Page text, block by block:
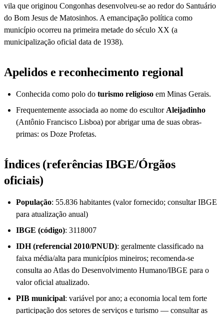
vila que originou Congonhas desenvolveu-se ao redor do Santuário
do Bom Jesus de Matosinhos. A emancipação política como
município ocorreu na primeira metade do século XX (a
municipalização oficial data de 1938).
Apelidos e reconhecimento regional
Conhecida como polo do turismo religioso em Minas Gerais.
Frequentemente associada ao nome do escultor Aleijadinho
(Antônio Francisco Lisboa) por abrigar uma de suas obras-
primas: os Doze Profetas.
Índices (referências IBGE/Órgãos
oficiais)
População: 55.836 habitantes (valor fornecido; consultar IBGE
para atualização anual)
IBGE (código): 3118007
IDH (referencial 2010/PNUD): geralmente classificado na
faixa média/alta para municípios mineiros; recomenda-se
consulta ao Atlas do Desenvolvimento Humano/IBGE para o
valor oficial atualizado.
PIB municipal: variável por ano; a economia local tem forte
participação dos setores de serviços e turismo — consultar as